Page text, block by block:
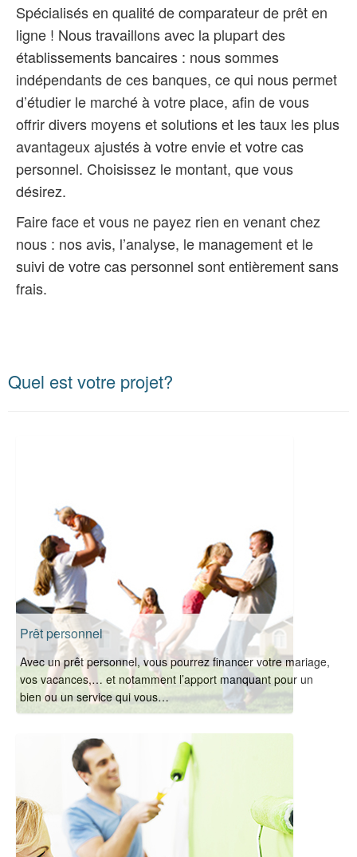
Spécialisés en qualité de comparateur de prêt en
ligne ! Nous travaillons avec la plupart des
établissements bancaires : nous sommes
indépendants de ces banques, ce qui nous permet
d’étudier le marché à votre place, afin de vous
offrir divers moyens et solutions et les taux les plus
avantageux ajustés à votre envie et votre cas
personnel. Choisissez le montant, que vous
désirez.
Faire face et vous ne payez rien en venant chez
nous : nos avis, l’analyse, le management et le
suivi de votre cas personnel sont entièrement sans
frais.
Quel est votre projet?
Prêt personnel
Avec un prêt personnel, vous pourrez financer votre mariage,
vos vacances,… et notamment l’apport manquant pour un
bien ou un service qui vous…